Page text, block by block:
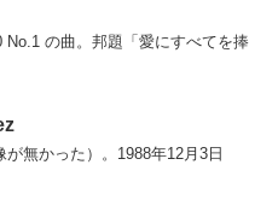
No.1 の曲。邦題「愛にすべてを捧
無かった）。1988年12月3日